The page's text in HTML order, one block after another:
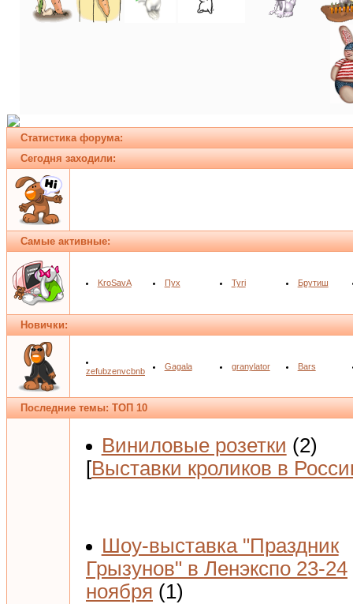
Статистика форума:
Сегодня заходили:
Самые активные:
KroSavA Пух Tyri Брутиш
Новички:
zefubzenvcbnb Gagala granylator Bars
Последние темы: ТОП 10
Виниловые розетки (2)
[Выставки кроликов в
Шоу-выставка "Праздник
Грызунов" в Ленэкспо 23-24
ноября (1)